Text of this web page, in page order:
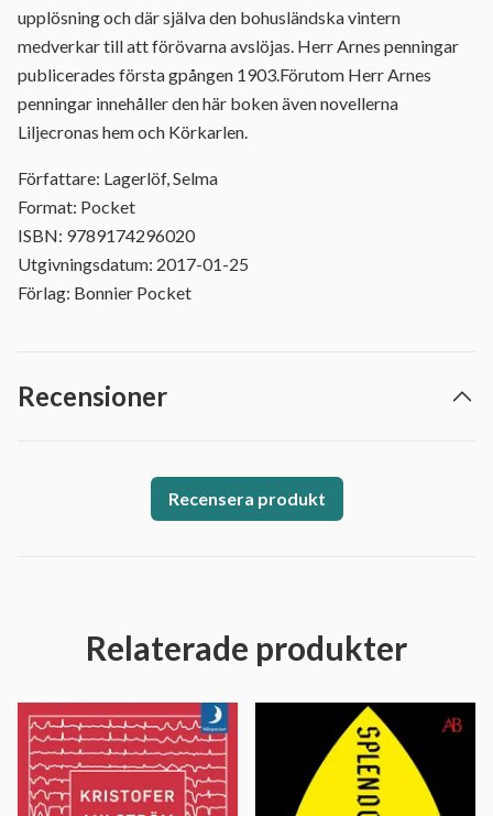
upplösning och där själva den bohusländska vintern
medverkar till att förövarna avslöjas. Herr Arnes penningar
publicerades första gpången 1903.Förutom Herr Arnes
penningar innehåller den här boken även novellerna
Liljecronas hem och Körkarlen.
Författare: Lagerlöf, Selma
Format: Pocket
ISBN: 9789174296020
Utgivningsdatum: 2017-01-25
Förlag: Bonnier Pocket
Recensioner
Recensera produkt
Relaterade produkter